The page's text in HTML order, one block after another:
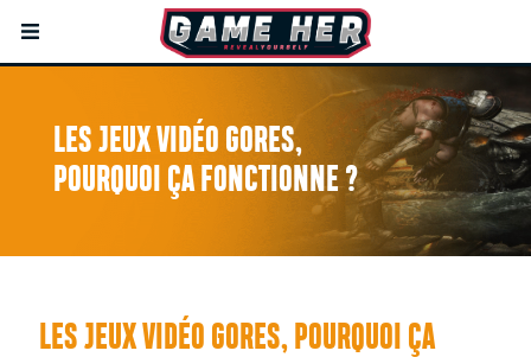
LES JEUX VIDÉO GORES,
POURQUOI ÇA FONCTIONNE ?
LES JEUX VIDÉO GORES, POURQUOI ÇA